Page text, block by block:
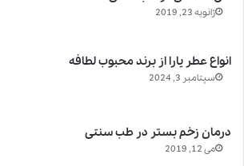
ژانویه 23, 2019
انواع عطر یارا از برند محبوب لطافه
سپتامبر 3, 2024
درمان زخم بستر در طب سنتی
می 12, 2019